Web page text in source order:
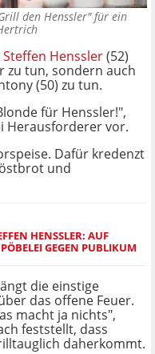
den Henssler" für ein
Steffen Henssler(52)
zu tun, sondern auch
(50) zu tun.
für Henssler!",
Herausforderer vor.
Dafür kredenzt
und
HENSSLER: AUF
GEGEN PUBLIKUM
die einstige
das offene Feuer.
macht ja nichts",
feststellt, dass
daherkommt.